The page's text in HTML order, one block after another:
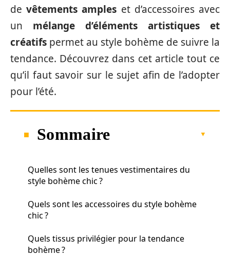
devêtements amples et d’accessoires avec
un mélange d’éléments artistiques et
créatifs permet au style bohème de suivre la
tendance. Découvrez dans cet article tout ce
qu’il faut savoir sur le sujet afin de l’adopter
pour l’été.
Sommaire
Quelles sont les tenues vestimentaires du
style bohème chic ?
Quels sont les accessoires du style bohème
chic ?
Quels tissus privilégier pour la tendance
bohème ?